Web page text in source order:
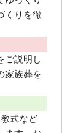
くりを徹
ご説明し
家族葬を
式など